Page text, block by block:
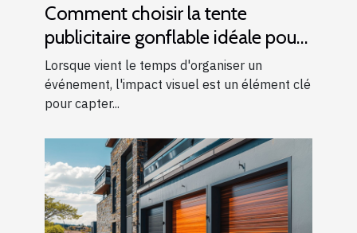
Comment choisir la tente
publicitaire gonflable idéale pour
vos événements
Lorsque vient le temps d'organiser un
événement, l'impact visuel est un élément clé
pour capter...